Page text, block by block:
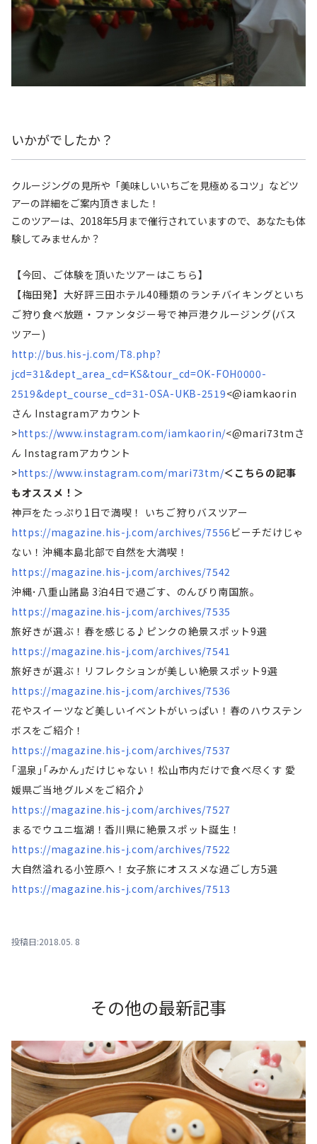
いかがでしたか？
クルージングの見所や「美味しいいちごを見極めるコツ」などツ
アーの詳細をご案内頂きました！
このツアーは、2018年5月まで催行されていますので、あなたも体
験してみませんか？
【今回、ご体験を頂いたツアーはこちら】
【梅田発】大好評三田ホテル40種類のランチバイキングといち
ご狩り食べ放題・ファンタジー号で神戸港クルージング(バス
ツアー)
http://bus.his-j.com/T8.php?
jcd=31&dept_area_cd=KS&tour_cd=OK-FOH0000-
2519&dept_course_cd=31-OSA-UKB-2519<@iamkaorin
さん Instagramアカウント
>https://www.instagram.com/iamkaorin/<@mari73tmさ
ん Instagramアカウント
>https://www.instagram.com/mari73tm/＜こちらの記事
もオススメ！＞
神戸をたっぷり1日で満喫！ いちご狩りバスツアー
https://magazine.his-j.com/archives/7556 ビーチだけじゃ
ない！沖縄本島北部で自然を大満喫！
https://magazine.his-j.com/archives/7542
沖縄･八重山諸島 3泊4日で過ごす、のんびり南国旅。
https://magazine.his-j.com/archives/7535
旅好きが選ぶ！春を感じる♪ピンクの絶景スポット9選
https://magazine.his-j.com/archives/7541
旅好きが選ぶ！リフレクションが美しい絶景スポット9選
https://magazine.his-j.com/archives/7536
花やスイーツなど美しいイベントがいっぱい！春のハウステン
ボスをご紹介！
https://magazine.his-j.com/archives/7537
｢温泉｣｢みかん｣だけじゃない！松山市内だけで食べ尽くす 愛
媛県ご当地グルメをご紹介♪
https://magazine.his-j.com/archives/7527
まるでウユニ塩湖！香川県に絶景スポット誕生！
https://magazine.his-j.com/archives/7522
大自然溢れる小笠原へ！女子旅にオススメな過ごし方5選
https://magazine.his-j.com/archives/7513
投稿日:2018.05. 8
その他の最新記事